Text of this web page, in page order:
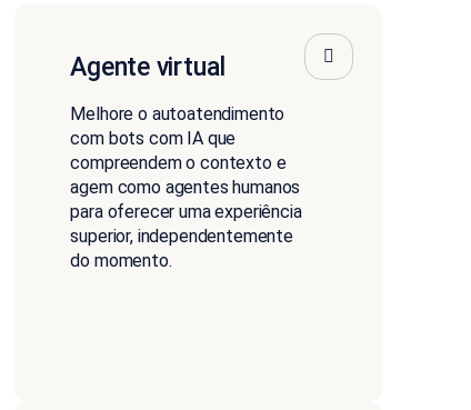
Agente virtual
Melhore o autoatendimento
com bots com IA que
compreendem o contexto e
agem como agentes humanos
para oferecer uma experiência
superior, independentemente
do momento.